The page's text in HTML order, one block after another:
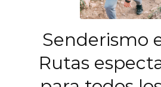
Senderismo
Rutas